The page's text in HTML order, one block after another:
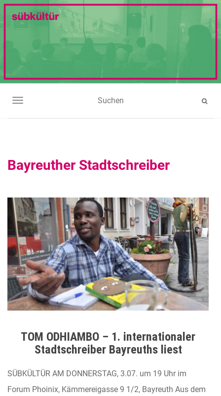
NAVIGATION UMSCHALTEN
Bayreuther Stadtschreiber
TOM ODHIAMBO – 1. internationaler
Stadtschreiber Bayreuths liest
SÜBKÜLTÜR AM DONNERSTAG, 3.07. um 19 Uhr im
Forum Phoinix, Kämmereigasse 9 1/2, Bayreuth Aus dem